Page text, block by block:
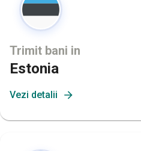
Trimit bani in
Estonia
Vezi detalii